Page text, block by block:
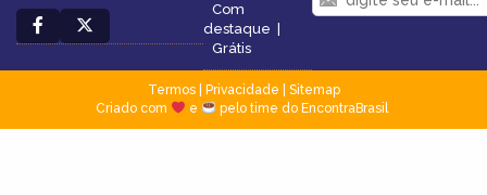
Com
destaque
Grátis
Termos| Privacidade
Sitemap
Criado com
e pelo time do EncontraBrasil